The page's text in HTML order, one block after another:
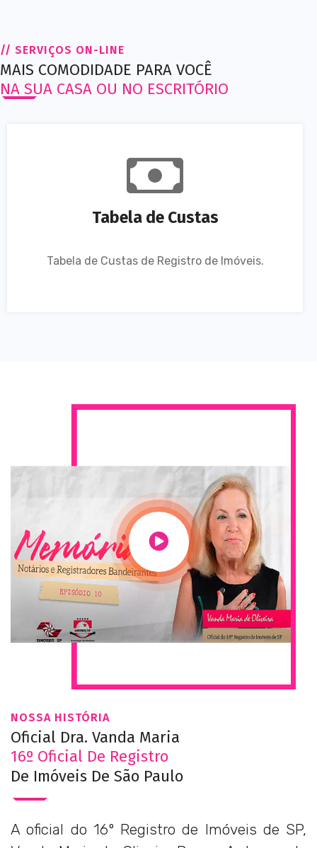
// SERVIÇOS ON-LINE
MAIS COMODIDADE PARA VOCÊ
NA SUA CASA OU NO ESCRITÓRIO
Tabela de Custas
Tabela de Custas de Registro de Imóveis.
NOSSA HISTÓRIA
Oficial Dra. Vanda Maria
16º Oficial De Registro
De Imóveis De São Paulo
A oficial do 16º Registro de Imóveis de SP,